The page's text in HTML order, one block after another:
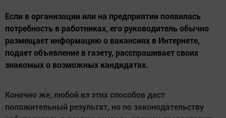
Если в организации или на предприятии появилась
потребность в работниках, его руководитель обычно
размещает информацию о вакансиях в Интернете,
подает объявление в газету, расспрашивает своих
знакомых о возможных кандидатах.
Конечно же, любой из этих способов даст
положительный результат, но по законодательству